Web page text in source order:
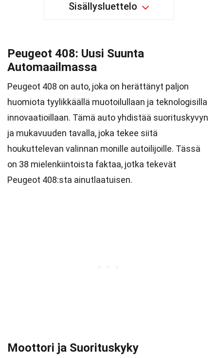
Sisällysluettelo
Peugeot 408: Uusi Suunta
Automaailmassa
Peugeot 408 on auto, joka on herättänyt paljon
huomiota tyylikkäällä muotoilullaan ja teknologisilla
innovaatioillaan. Tämä auto yhdistää suorituskyvyn
ja mukavuuden tavalla, joka tekee siitä
houkuttelevan valinnan monille autoilijoille. Tässä
on 38 mielenkiintoista faktaa, jotka tekevät
Peugeot 408:sta ainutlaatuisen.
Moottori ja Suorituskyky